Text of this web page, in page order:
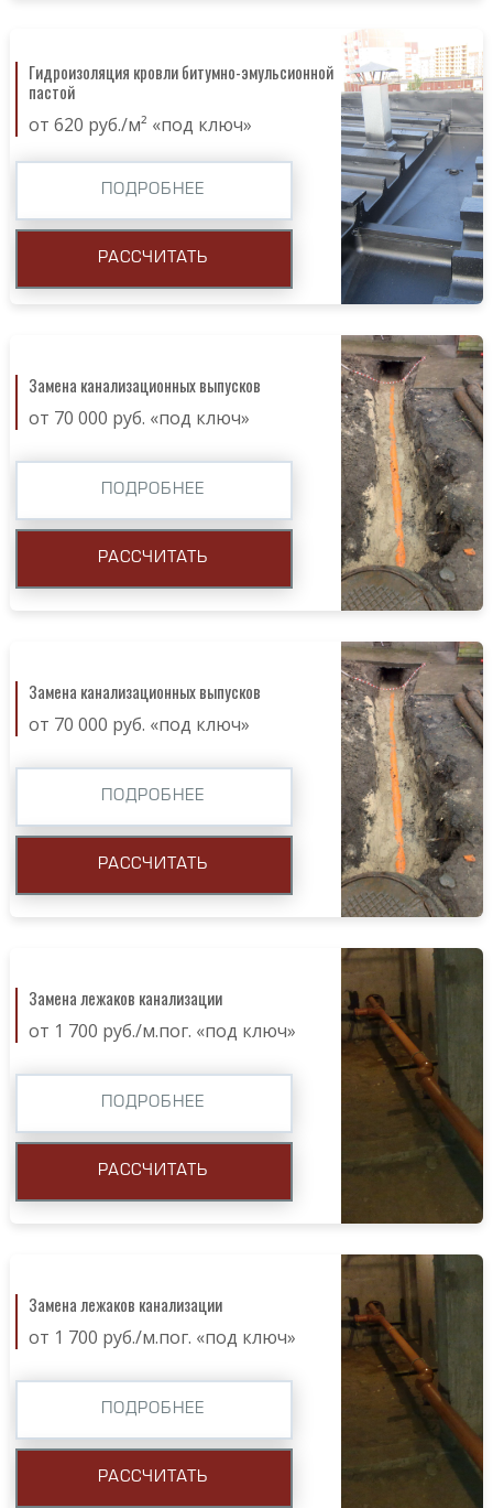
Гидроизоляция кровли битумно-эмульсионной
пастой
от 620 руб./м² «под ключ»
ПОДРОБНЕЕ
РАССЧИТАТЬ
Замена канализационных выпусков
от 70 000 руб. «под ключ»
ПОДРОБНЕЕ
РАССЧИТАТЬ
Замена канализационных выпусков
от 70 000 руб. «под ключ»
ПОДРОБНЕЕ
РАССЧИТАТЬ
Замена лежаков канализации
от 1 700 руб./м.пог. «под ключ»
ПОДРОБНЕЕ
РАССЧИТАТЬ
Замена лежаков канализации
от 1 700 руб./м.пог. «под ключ»
ПОДРОБНЕЕ
РАССЧИТАТЬ